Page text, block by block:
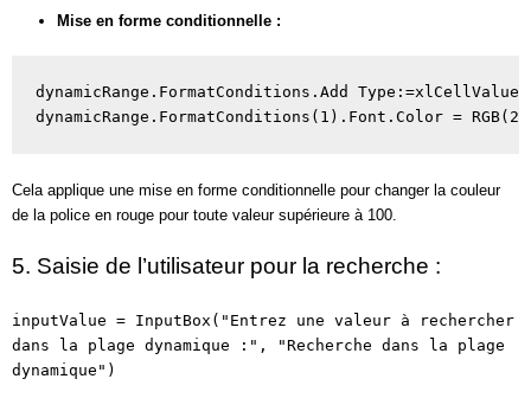
Mise en forme conditionnelle :
dynamicRange.FormatConditions.Add
dynamicRange.FormatConditions(1).Font.Color =
Cela applique une mise en forme conditionnelle pour changer la couleur
de la police en rouge pour toute valeur supérieure à 100.
5. Saisie de l’utilisateur pour la recherche :
inputValue = InputBox("Entrez une valeur à rechercher
dans la plage dynamique :", "Recherche dans la plage
dynamique")